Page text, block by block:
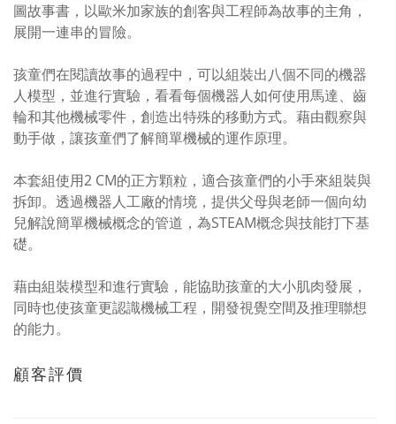
圖故事書，以歐米加家族的創客與工程師為故事的主角，
展開一連串的冒險。
孩童們在閱讀故事的過程中，可以組裝出八個不同的機器
人模型，並進行實驗，看看每個機器人如何使用馬達、齒
輪和其他機械零件，創造出特殊的移動方式。藉由觀察與
動手做，讓孩童們了解簡單機械的運作原理。
本套組使用2 CM的正方顆粒，適合孩童們的小手來組裝與
拆卸。透過機器人工廠的情境，提供父母與老師一個向幼
兒解說簡單機械概念的管道，為STEAM概念與技能打下基
礎。
藉由組裝模型和進行實驗，能協助孩童的大小肌肉發展，
同時也使孩童更認識機械工程，開發視覺空間及推理聯想
的能力。
顧客評價